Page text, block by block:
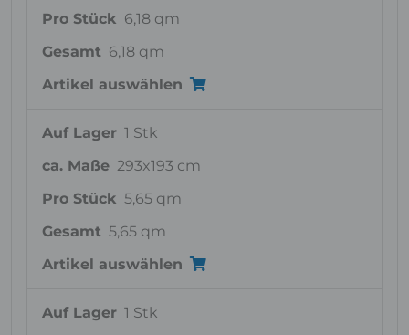
Pro Stück 6,18 qm
Gesamt 6,18 qm
Artikel auswählen
Auf Lager 1 Stk
ca. Maße 293x193 cm
Pro Stück 5,65 qm
Gesamt 5,65 qm
Artikel auswählen
Auf Lager 1 Stk